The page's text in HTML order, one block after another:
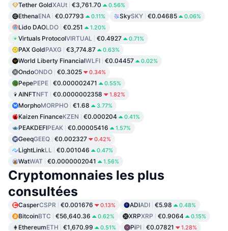
Tether GoldXAUt €3,761.70 0.56%
EthenaENA €0.07793 0.11% SkySKY €0.04685 0.06%
Lido DAOLDO €0.251 1.20%
Virtuals ProtocolVIRTUAL €0.4927 0.71%
PAX GoldPAXG €3,774.87 0.63%
World Liberty FinancialWLFI €0.04457 0.02%
OndoONDO €0.3025 0.34%
PepePEPE €0.000002471 0.55%
AINFTNFT €0.0000002358 1.82%
MorphoMORPHO €1.68 3.77%
Kaizen FinanceKZEN €0.000204 0.41%
PEAKDEFIPEAK €0.00005416 1.57%
GeeqGEEQ €0.002327 0.42%
LightLinkLL €0.001046 0.47%
WatWAT €0.0000002041 1.56%
Cryptomonnaies les plus
consultées
CasperCSPR €0.001676 0.13% ADIADI €5.98 0.48%
BitcoinBTC €56,640.36 0.62% XRPXRP €0.9064 0.15%
EthereumETH €1,670.99 0.51% PiPI €0.07821 1.28%